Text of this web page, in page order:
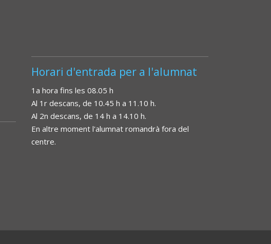
Horari d'entrada per a l'alumnat
1a hora fins les 08.05 h
Al 1r descans, de 10.45 h a 11.10 h.
Al 2n descans, de 14 h a 14.10 h.
En altre moment l'alumnat romandrà fora del
centre.